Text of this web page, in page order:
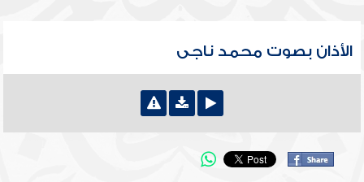
الأذان بصوت محمد ناجى